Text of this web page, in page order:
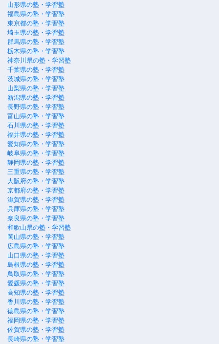
山形県の塾・学習塾
福島県の塾・学習塾
東京都の塾・学習塾
埼玉県の塾・学習塾
群馬県の塾・学習塾
栃木県の塾・学習塾
神奈川県の塾・学習塾
千葉県の塾・学習塾
茨城県の塾・学習塾
山梨県の塾・学習塾
新潟県の塾・学習塾
長野県の塾・学習塾
富山県の塾・学習塾
石川県の塾・学習塾
福井県の塾・学習塾
愛知県の塾・学習塾
岐阜県の塾・学習塾
静岡県の塾・学習塾
三重県の塾・学習塾
大阪府の塾・学習塾
京都府の塾・学習塾
滋賀県の塾・学習塾
兵庫県の塾・学習塾
奈良県の塾・学習塾
和歌山県の塾・学習塾
岡山県の塾・学習塾
広島県の塾・学習塾
山口県の塾・学習塾
島根県の塾・学習塾
鳥取県の塾・学習塾
愛媛県の塾・学習塾
高知県の塾・学習塾
香川県の塾・学習塾
徳島県の塾・学習塾
福岡県の塾・学習塾
佐賀県の塾・学習塾
長崎県の塾・学習塾